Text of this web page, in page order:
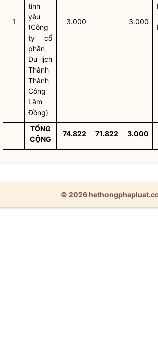
1
tình
yêu
(Công
ty cổ
phần
Du lịch
Thành
Thành
Công
Lâm
Đồng)
3.000 3.000
TỔNG
CỘNG
74.822 71.822 3.000
© 2026